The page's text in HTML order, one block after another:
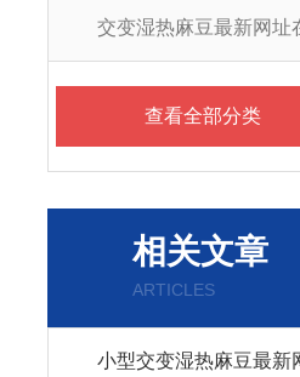
查看全部分类
相关文章
ARTICLES
小型交变湿热麻豆最新